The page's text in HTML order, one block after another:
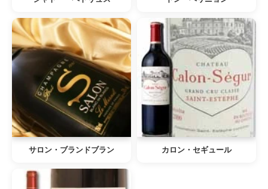
サロン・ブランドブラン カロン・セギュール